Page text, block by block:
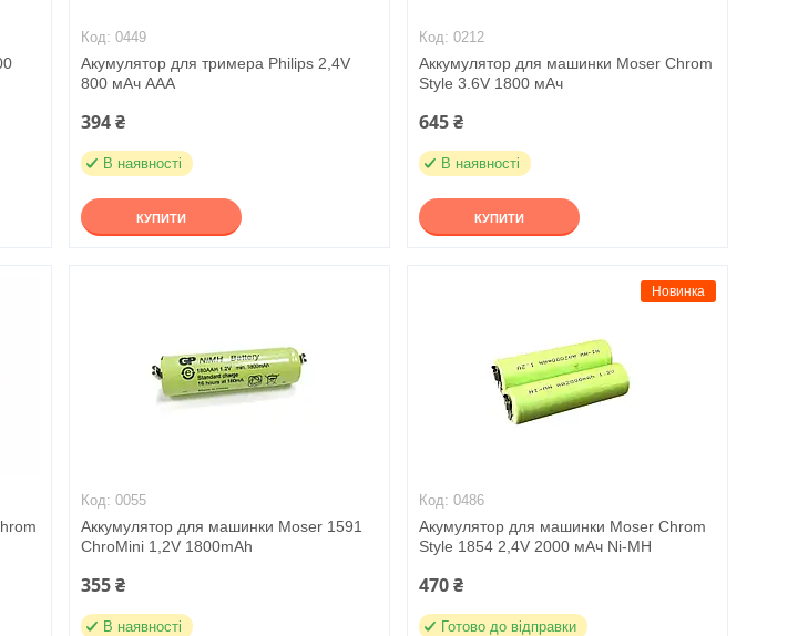
0449
Акумулятор для тримера Philips 2,4V
800 мАч AAA
394 ₴
В наявності
КУПИТИ
0212
Аккумулятор для машинки Moser Chrom
Style 3.6V 1800 мАч
645 ₴
В наявності
КУПИТИ
0055
Аккумулятор для машинки Moser 1591
ChroMini 1,2V 1800mAh
355 ₴
В наявності
Новинка
0486
Акумулятор для машинки Moser Chrom
Style 1854 2,4V 2000 мАч Ni-MH
470 ₴
Готово до відправки